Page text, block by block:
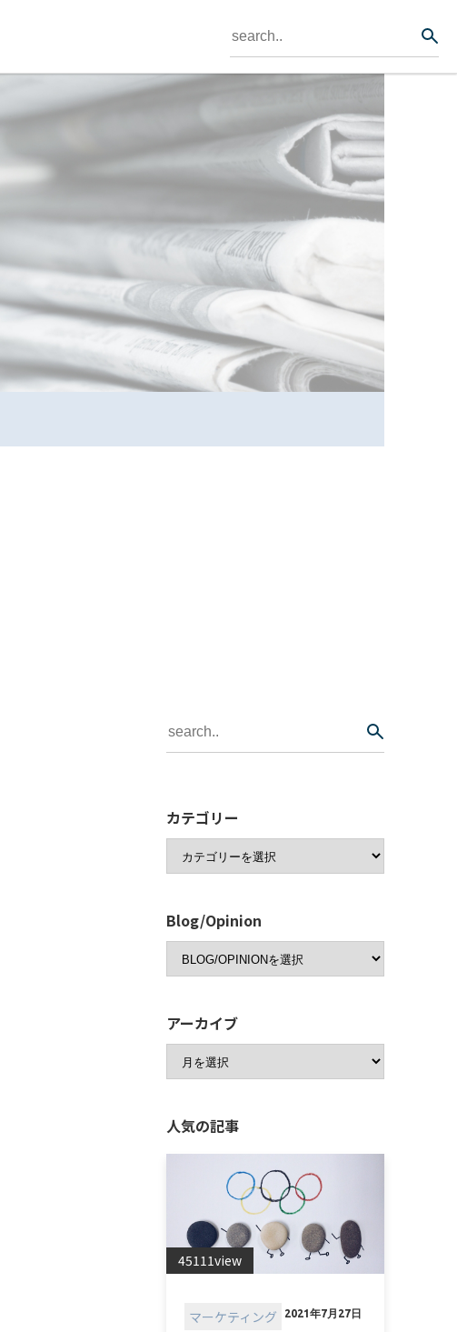
カテゴリー
Blog/Opinion
アーカイブ
人気の記事
45111view
マーケティング 2021年7月27日